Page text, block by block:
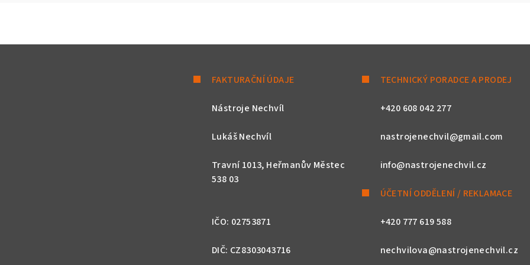
FAKTURAČNÍ ÚDAJE
Nástroje Nechvíl
Lukáš Nechvíl
Travní 1013, Heřmanův Městec
538 03
IČO: 02753871
DIČ: CZ8303043716
TECHNICKÝ PORADCE A PRODEJ
+420 608 042 277
nastrojenechvil@gmail.com
info@nastrojenechvil.cz
ÚČETNÍ ODDĚLENÍ / REKLAMACE
+420 777 619 588
nechvilova@nastrojenechvil.cz